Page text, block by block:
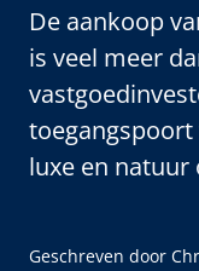
De aankoop
is veel meer
luxe en natuur
Geschreven door